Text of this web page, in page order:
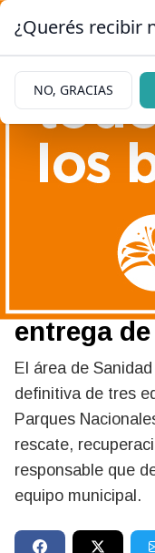
De
calle a
entrega
El área de
definitiva de tres
Parques
rescate,
responsable que
equipo municipal.
¿Querés recibir
NO, GRACIAS